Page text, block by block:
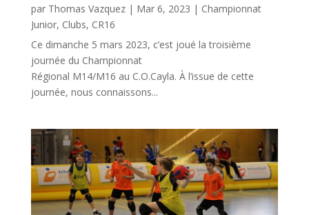
par Thomas Vazquez| Mar 6, 2023 | Championnat
Junior, Clubs, CR16
Ce dimanche 5 mars 2023, c’est joué la troisième
journée du Championnat
Régional M14/M16 au C.O.Cayla. À l’issue de cette
journée, nous connaissons...